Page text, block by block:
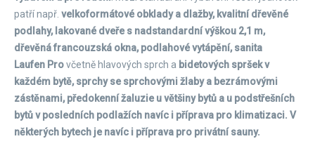
patří např. velkoformátové obklady a dlažby, kvalitní dřevěné
podlahy, lakované dveře s nadstandardní výškou 2,1 m,
dřevěná francouzská okna, podlahové vytápění, sanita
Laufen Provčetně hlavových sprch a bidetových spršek v
každém bytě, sprchy se sprchovými žlaby a bezrámovými
zástěnami, předokenní žaluzie u většiny bytů a u podstřešních
bytů v posledních podlažích navíc i příprava pro klimatizaci. V
některých bytech je navíc i příprava pro privátní sauny.